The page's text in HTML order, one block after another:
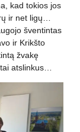
kad tokios jos
ir net ligų…
šventintas
ir Krikšto
žvakę
atslinkus…